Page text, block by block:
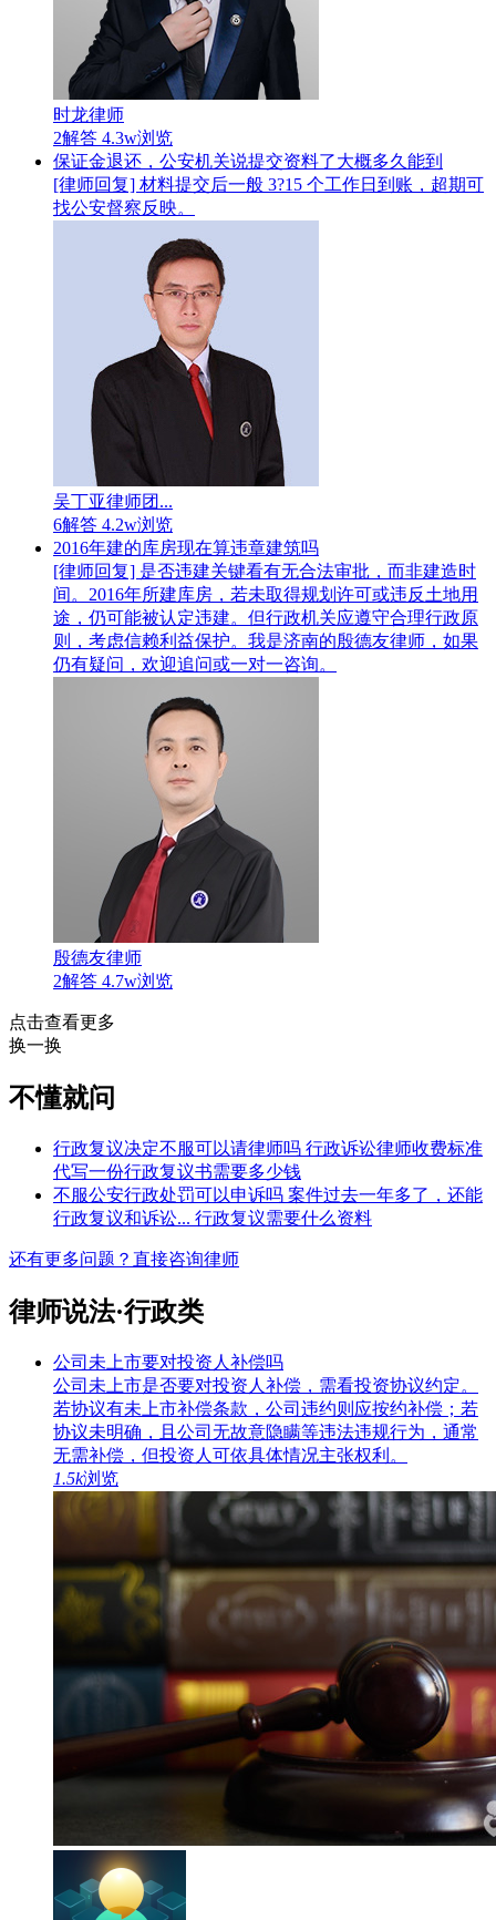
时龙律师
2解答 4.3w浏览
保证金退还，公安机关说提交资料了大概多久能到
[律师回复] 材料提交后一般 3?15 个工作日到账，超期可
找公安督察反映。
吴丁亚律师团...
6解答 4.2w浏览
2016年建的库房现在算违章建筑吗
[律师回复] 是否违建关键看有无合法审批，而非建造时
间。2016年所建库房，若未取得规划许可或违反土地用
途，仍可能被认定违建。但行政机关应遵守合理行政原
则，考虑信赖利益保护。我是济南的殷德友律师，如果
仍有疑问，欢迎追问或一对一咨询。
殷德友律师
2解答 4.7w浏览
点击查看更多
换一换
不懂就问
行政复议决定不服可以请律师吗 行政诉讼律师收费标准
代写一份行政复议书需要多少钱
不服公安行政处罚可以申诉吗 案件过去一年多了，还能
行政复议和诉讼... 行政复议需要什么资料
还有更多问题？ 直接咨询律师
律师说法·行政类
公司未上市要对投资人补偿吗
公司未上市是否要对投资人补偿，需看投资协议约定。
若协议有未上市补偿条款，公司违约则应按约补偿；若
协议未明确，且公司无故意隐瞒等违法违规行为，通常
无需补偿，但投资人可依具体情况主张权利。
1.5k浏览